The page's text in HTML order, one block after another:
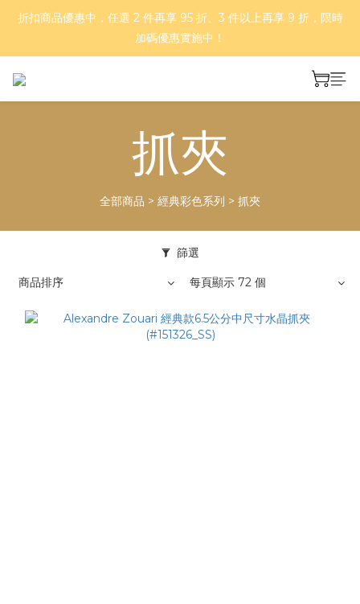
好評再延長！夏日年中慶 part II｜正價商品 8 折，滿三件享75
折，滿五件享7折！
折扣商品優惠中，任選 2 件再享 95 折、3 件以上再享 9 折，限時
加碼優惠實施中！
基本款、彩色款與金爪抓夾，任 2 件 66 折、4 件 55 折！
好評再延長！夏日年中慶 part II｜正價商品 8 折，滿三件享75
折，滿五件享7折！
抓夾
全部商品 > 經典彩色系列 > 抓夾
篩選
商品排序 每頁顯示 72 個